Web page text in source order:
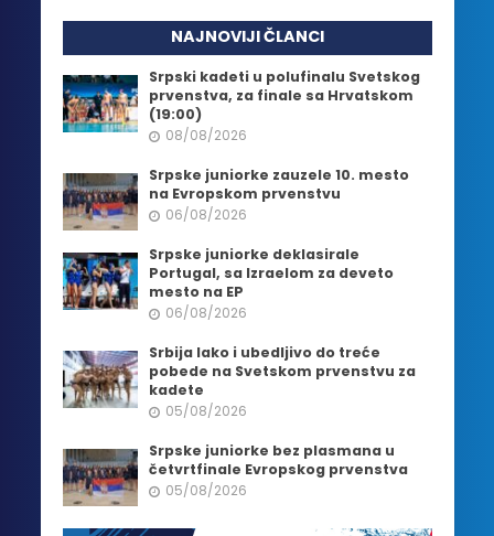
NAJNOVIJI ČLANCI
Srpski kadeti u polufinalu Svetskog
prvenstva, za finale sa Hrvatskom
(19:00)
08/08/2026
Srpske juniorke zauzele 10. mesto
na Evropskom prvenstvu
06/08/2026
Srpske juniorke deklasirale
Portugal, sa Izraelom za deveto
mesto na EP
06/08/2026
Srbija lako i ubedljivo do treće
pobede na Svetskom prvenstvu za
kadete
05/08/2026
Srpske juniorke bez plasmana u
četvrtfinale Evropskog prvenstva
05/08/2026